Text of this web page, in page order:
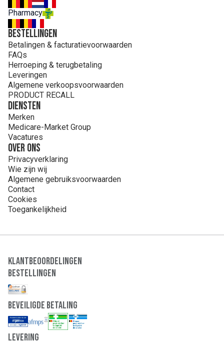
Pharmacy
Bestellingen
Betalingen & facturatievoorwaarden
FAQs
Herroeping & terugbetaling
Leveringen
Algemene verkoopsvoorwaarden
PRODUCT RECALL
Diensten
Merken
Medicare-Market Group
Vacatures
Over ons
Privacyverklaring
Wie zijn wij
Algemene gebruiksvoorwaarden
Contact
Cookies
Toegankelijkheid
Klantbeoordelingen
Bestellingen
Beveiligde Betaling
Levering